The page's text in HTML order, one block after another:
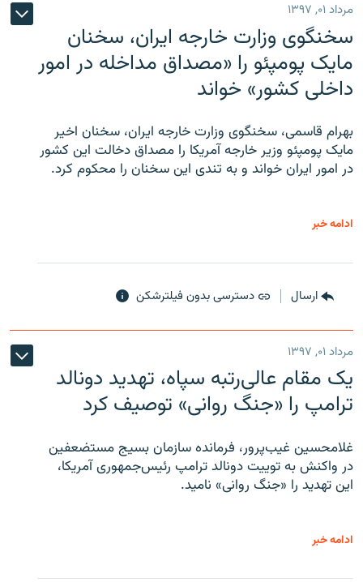
مرداد ۰۱, ۱۳۹۷
سخنگوی وزارت خارجه ایران، سخنان
مایک پومپئو را «مصداق مداخله در امور
داخلی کشور» خواند
بهرام قاسمی، سخنگوی وزارت خارجه ایران، سخنان اخیر
مایک پومپئو وزیر خارجه آمریکا را مصداق دخالت این کشور
در امور ایران خواند و به تندی این سخنان را محکوم کرد.
ادامه خبر
ارسال دسترسی بدون فیلترشکن
مرداد ۰۱, ۱۳۹۷
یک مقام عالی‌رتبه سپاه، تهدید دونالد
ترامپ را «جنگ روانی» توصیف کرد
غلامحسین غیب‌پرور، فرمانده سازمان بسیج مستضعفین
در واکنش به توییت دونالد ترامپ رئیس‌جمهوری آمریکا،
این تهدید را «جنگ روانی» نامید.
ادامه خبر